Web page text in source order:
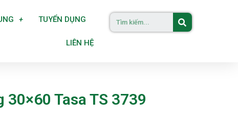
TUYỂN DỤNG
LIÊN HỆ
30×60 Tasa TS 3739